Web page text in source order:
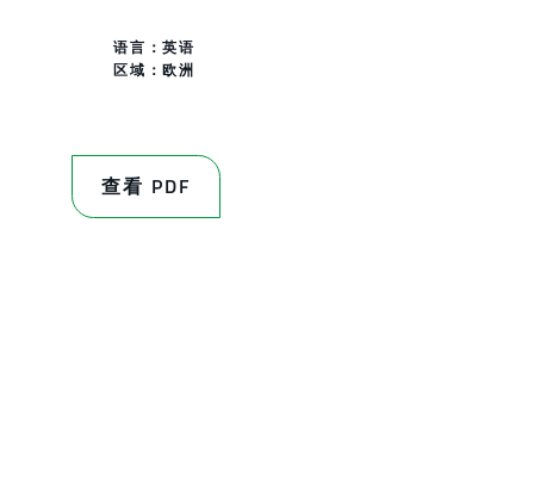
语言：英语
区域：欧洲
查看 PDF